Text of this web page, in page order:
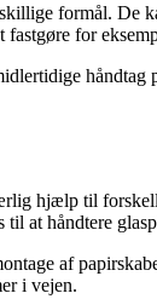
formål. De
for
hjælp til
til at håndtere
af
i vejen.